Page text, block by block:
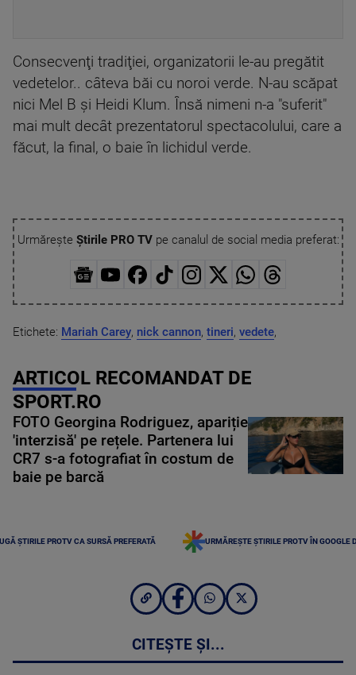
Consecvenţi tradiţiei, organizatorii le-au pregătit
vedetelor.. câteva băi cu noroi verde. N-au scăpat
nici Mel B şi Heidi Klum. Însă nimeni n-a "suferit"
mai mult decât prezentatorul spectacolului, care a
făcut, la final, o baie în lichidul verde.
Urmărește Știrile PRO TVpe canalul de social media preferat:
Etichete: Mariah Carey, nick cannon, tineri, vedete,
ARTICOL RECOMANDAT DE
SPORT.RO
FOTO Georgina Rodriguez, apariție
'interzisă' pe rețele. Partenera lui
CR7 s-a fotografiat în costum de
baie pe barcă
ȘTIRILE PROTV CA SURSĂ PREFERATĂ URMĂREȘTE ȘTIRILE PROTV ÎN GOOGLE
CITEȘTE ȘI...